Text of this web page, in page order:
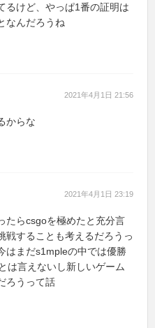
るけど、やっぱ1番の証明は
なんだろうね
2021年4月1日 21:56
からな
2021年4月1日 23:19
たらcsgoを極めたと充分言
戦することも考えるだろうっ
はまだs1mpleの中では優勝
は言えないし新しいゲーム
ろうって話